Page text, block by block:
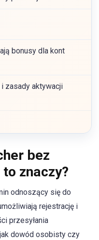
bonusy dla kont
zasady aktywacji
bez
znaczy?
odnoszący się do
rejestrację i
przesyłania
dowód osobisty czy